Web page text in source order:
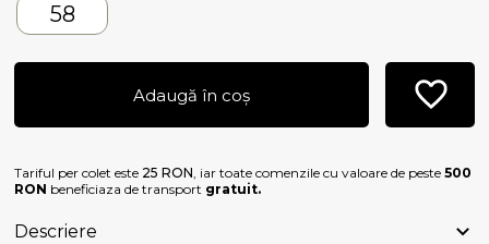
58
Adaugă în coș
Tariful per colet este 25 RON, iar toate comenzile cu valoare de peste500
RON beneficiaza de transport gratuit.
Descriere